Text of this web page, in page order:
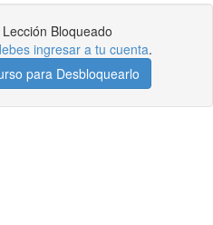
Bloqueado
ingresar a tu cuenta.
para Desbloquearlo